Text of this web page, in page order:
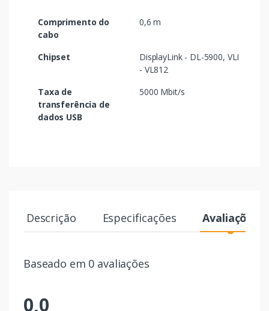
Comprimento do
cabo
0,6 m
Chipset
DisplayLink - DL-5900, VLI
- VL812
Taxa de
transferência de
dados USB
5000 Mbit/s
Descrição Especificações Avaliações
Baseado em 0 avaliações
0,0